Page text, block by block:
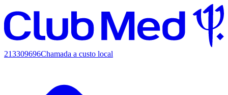
213309696Chamada a custo local